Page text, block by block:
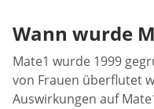
Wann wurde
Mate1 wurde 1999
von Frauen überflutet
Auswirkungen auf